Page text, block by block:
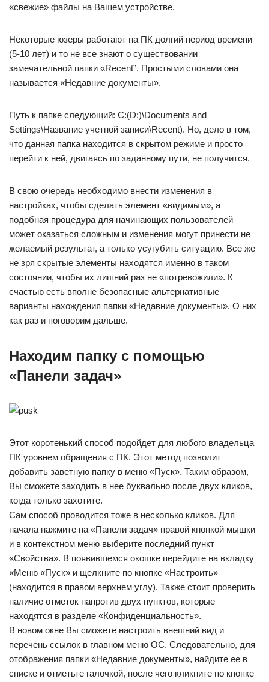
«свежие» файлы на Вашем устройстве.
Некоторые юзеры работают на ПК долгий период времени
(5-10 лет) и то не все знают о существовании
замечательной папки «Recent”. Простыми словами она
называется «Недавние документы».
Путь к папке следующий: C:(D:)\Documents and
Settings\Название учетной записи\Recent). Но, дело в том,
что данная папка находится в скрытом режиме и просто
перейти к ней, двигаясь по заданному пути, не получится.
В свою очередь необходимо внести изменения в
настройках, чтобы сделать элемент «видимым», а
подобная процедура для начинающих пользователей
может оказаться сложным и изменения могут принести не
желаемый результат, а только усугубить ситуацию. Все же
не зря скрытые элементы находятся именно в таком
состоянии, чтобы их лишний раз не «потревожили». К
счастью есть вполне безопасные альтернативные
варианты нахождения папки «Недавние документы». О них
как раз и поговорим дальше.
Находим папку с помощью
«Панели задач»
Этот коротенький способ подойдет для любого владельца
ПК уровнем обращения с ПК. Этот метод позволит
добавить заветную папку в меню «Пуск». Таким образом,
Вы сможете заходить в нее буквально после двух кликов,
когда только захотите.
Сам способ проводится тоже в несколько кликов. Для
начала нажмите на «Панели задач» правой кнопкой мышки
и в контекстном меню выберите последний пункт
«Свойства». В появившемся окошке перейдите на вкладку
«Меню «Пуск» и щелкните по кнопке «Настроить»
(находится в правом верхнем углу). Также стоит проверить
наличие отметок напротив двух пунктов, которые
находятся в разделе «Конфиденциальность».
В новом окне Вы сможете настроить внешний вид и
перечень ссылок в главном меню ОС. Следовательно, для
отображения папки «Недавние документы», найдите ее в
списке и отметьте галочкой, после чего кликните по кнопке